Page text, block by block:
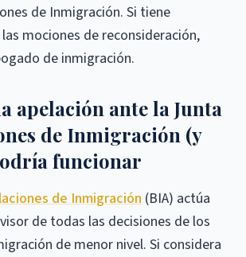
de Inmigración. Si tiene
mociones de reconsideración,
de inmigración.
apelación ante la Junta
de Inmigración (y
funcionar
de Inmigración (BIA) actúa
de todas las decisiones de los
de menor nivel. Si considera